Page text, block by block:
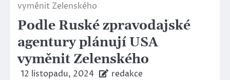
vyměnit Zelenského
Podle Ruské zpravodajské
agentury plánují USA
vyměnit Zelenského
12 listopadu, 2024 redakce